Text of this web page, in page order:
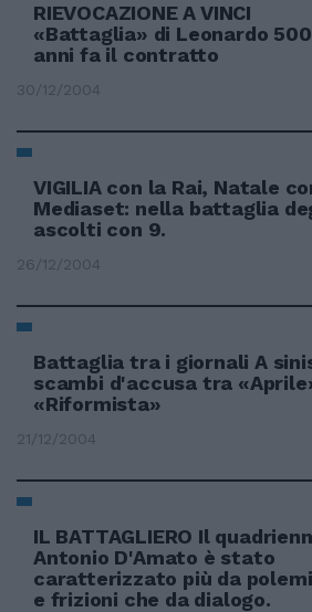
RIEVOCAZIONE A VINCI
«Battaglia» di Leonardo 500
anni fa il contratto
30/12/2004
VIGILIA con la Rai, Natale
Mediaset: nella battaglia
ascolti con 9.
26/12/2004
Battaglia tra i giornali A
scambi d'accusa tra
«Riformista»
21/12/2004
IL BATTAGLIERO Il
Antonio D'Amato è stato
caratterizzato più da
e frizioni che da dialogo.